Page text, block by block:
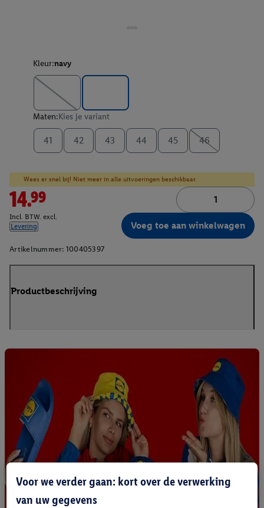
Kleur:navy
Maten:Kies je variant
41 42 43 44 45 46
Wees er snel bij! Niet meer in alle uitvoeringen beschikbaar.
14.99
Incl. BTW. excl.
Levering
Voeg toe aan winkelwagen
Artikelnummer: 100405397
Productbeschrijving
Voor we verder gaan: kort over de verwerking
van uw gegevens